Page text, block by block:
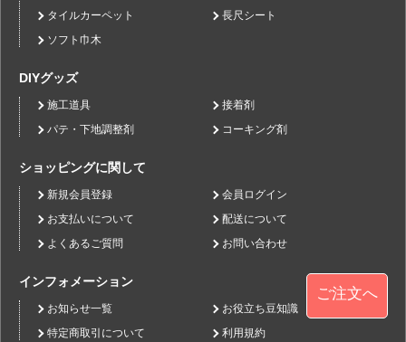
ご注文へ
タイルカーペット
長尺シート
ソフト巾木
DIYグッズ
施工道具
接着剤
パテ・下地調整剤
コーキング剤
ショッピングに関して
新規会員登録
会員ログイン
お支払いについて
配送について
よくあるご質問
お問い合わせ
インフォメーション
お知らせ一覧
お役立ち豆知識
特定商取引について
利用規約